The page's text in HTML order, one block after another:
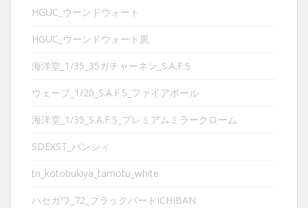
HGUC_ウーンドウォート
HGUC_ウーンドウォート黒
海洋堂_1/35_35ガチャーネン_S.A.F.S
ウェーブ_1/20_S.A.F.S_ファイアボール
海洋堂_1/35_S.A.F.S_プレミアムミラークローム
SDEXST_バンシィ
tn_kotobukiya_tamotu_white
ハセガワ_72_ブラックバードICHIBAN